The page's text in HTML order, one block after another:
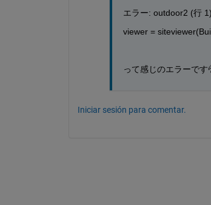
エラー: outdoor2 (行 1)
viewer =
って感じのエラーです
Iniciar sesión para comentar.